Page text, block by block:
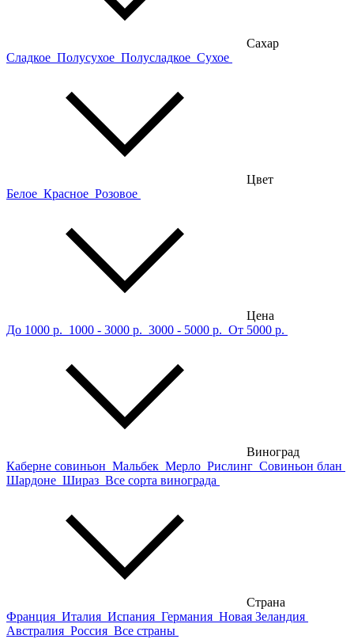
Сахар
Сладкое Полусухое Полусладкое Сухое
Цвет
Белое Красное Розовое
Цена
До 1000 р. 1000 - 3000 р. 3000 - 5000 р. От 5000 р.
Виноград
Каберне совиньон Мальбек Мерло Рислинг Совиньон блан
Шардоне Шираз Все сорта винограда
Страна
Франция Италия Испания Германия Новая Зеландия
Австралия Россия Все страны